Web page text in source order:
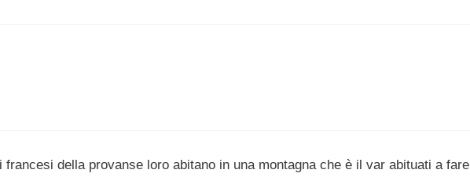
della provanse loro abitano in una montagna che è il var abituati a fare